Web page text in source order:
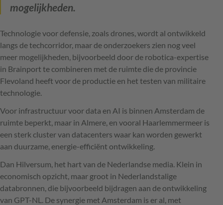
mogelijkheden.
Technologie voor defensie, zoals drones, wordt al ontwikkeld
langs de techcorridor, maar de onderzoekers zien nog veel
meer mogelijkheden, bijvoorbeeld door de robotica-expertise
in Brainport te combineren met de ruimte die de provincie
Flevoland heeft voor de productie en het testen van militaire
technologie.
Voor infrastructuur voor data en AI is binnen Amsterdam de
ruimte beperkt, maar in Almere, en vooral Haarlemmermeer is
een sterk cluster van datacenters waar kan worden gewerkt
aan duurzame, energie-efficiënt ontwikkeling.
Dan Hilversum, het hart van de Nederlandse media. Klein in
economisch opzicht, maar groot in Nederlandstalige
databronnen, die bijvoorbeeld bijdragen aan de ontwikkeling
van GPT-NL. De synergie met Amsterdam is er al, met